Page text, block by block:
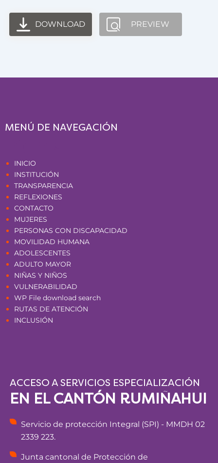
DOWNLOAD PREVIEW
MENÚ DE NAVEGACIÓN
INICIO
INSTITUCIÓN
TRANSPARENCIA
REFLEXIONES
CONTACTO
MUJERES
PERSONAS CON DISCAPACIDAD
MOVILIDAD HUMANA
ADOLESCENTES
ADULTO MAYOR
NIÑAS Y NIÑOS
VULNERABILIDAD
WP File download search
RUTAS DE ATENCIÓN
INCLUSIÓN
ACCESO A SERVICIOS ESPECIALIZACIÓN
EN EL CANTÓN RUMIÑAHUI
Servicio de protección Integral (SPI) - MMDH 02
2339 223.
Junta cantonal de Protección de